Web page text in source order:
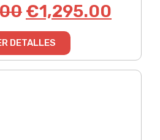
€1,295.00
DETALLES